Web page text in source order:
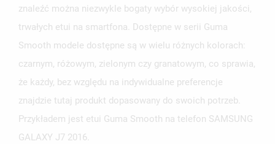
znaleźć można niezwykle bogaty wybór wysokiej jakości,
trwałych etui na smartfona. Dostępne w serii Guma
Smooth modele dostępne są w wielu różnych kolorach:
czarnym, różowym, zielonym czy granatowym, co sprawia,
że każdy, bez względu na indywidualne preferencje
znajdzie tutaj produkt dopasowany do swoich potrzeb.
Przykładem jest etui Guma Smooth na telefon SAMSUNG
GALAXY J7 2016.